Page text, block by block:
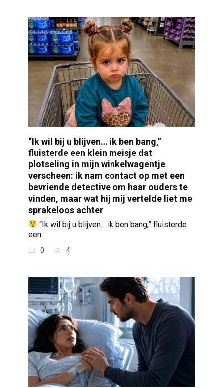
“Ik wil bij u blijven… ik ben bang,”
fluisterde een klein meisje dat
plotseling in mijn winkelwagentje
verscheen: ik nam contact op met een
bevriende detective om haar ouders te
vinden, maar wat hij mij vertelde liet me
sprakeloos achter
“Ik wil bij u blijven… ik ben bang,” fluisterde
een
0 4